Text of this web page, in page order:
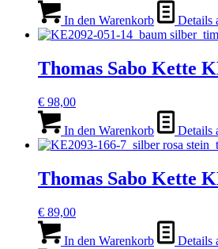
In den Warenkorb Details
Thomas Sabo Kette
€ 98,00
In den Warenkorb Details
Thomas Sabo Kette
€ 89,00
In den Warenkorb Details